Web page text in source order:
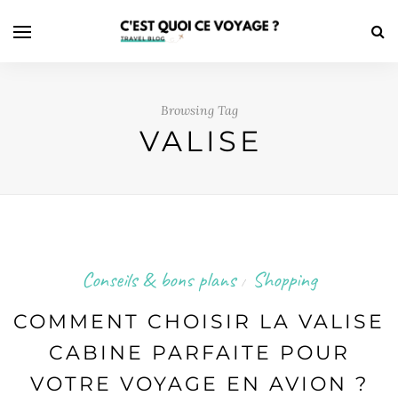
Browsing Tag
VALISE
Conseils & bons plans / Shopping
COMMENT CHOISIR LA VALISE
CABINE PARFAITE POUR
VOTRE VOYAGE EN AVION ?